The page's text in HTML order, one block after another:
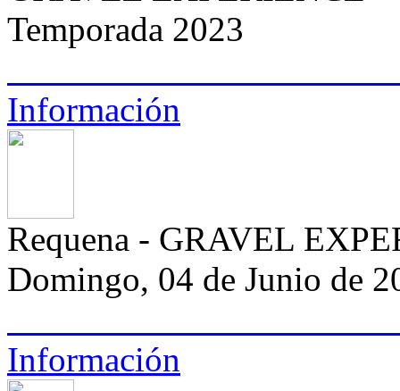
Temporada 2023
Información
Requena - GRAVEL
Domingo, 04 de Junio de
Información